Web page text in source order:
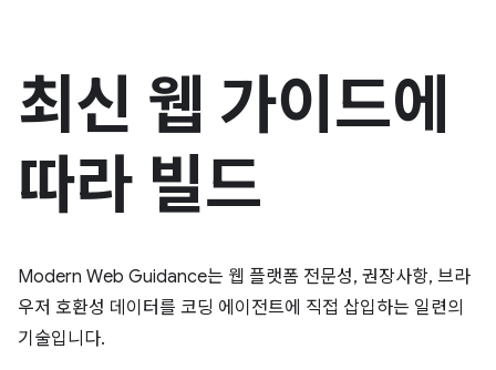
최신 웹 가이드에
따라 빌드
Modern Web Guidance는 웹 플랫폼 전문성, 권장사항, 브라
우저 호환성 데이터를 코딩 에이전트에 직접 삽입하는 일련의
기술입니다.